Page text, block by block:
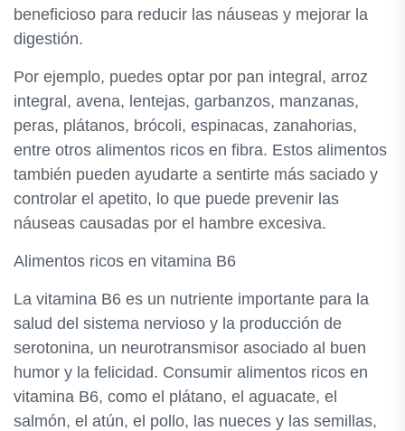
beneficioso para reducir las náuseas y mejorar la
digestión.
Por ejemplo, puedes optar por pan integral, arroz
integral, avena, lentejas, garbanzos, manzanas,
peras, plátanos, brócoli, espinacas, zanahorias,
entre otros alimentos ricos en fibra. Estos alimentos
también pueden ayudarte a sentirte más saciado y
controlar el apetito, lo que puede prevenir las
náuseas causadas por el hambre excesiva.
Alimentos ricos en vitamina B6
La vitamina B6 es un nutriente importante para la
salud del sistema nervioso y la producción de
serotonina, un neurotransmisor asociado al buen
humor y la felicidad. Consumir alimentos ricos en
vitamina B6, como el plátano, el aguacate, el
salmón, el atún, el pollo, las nueces y las semillas,